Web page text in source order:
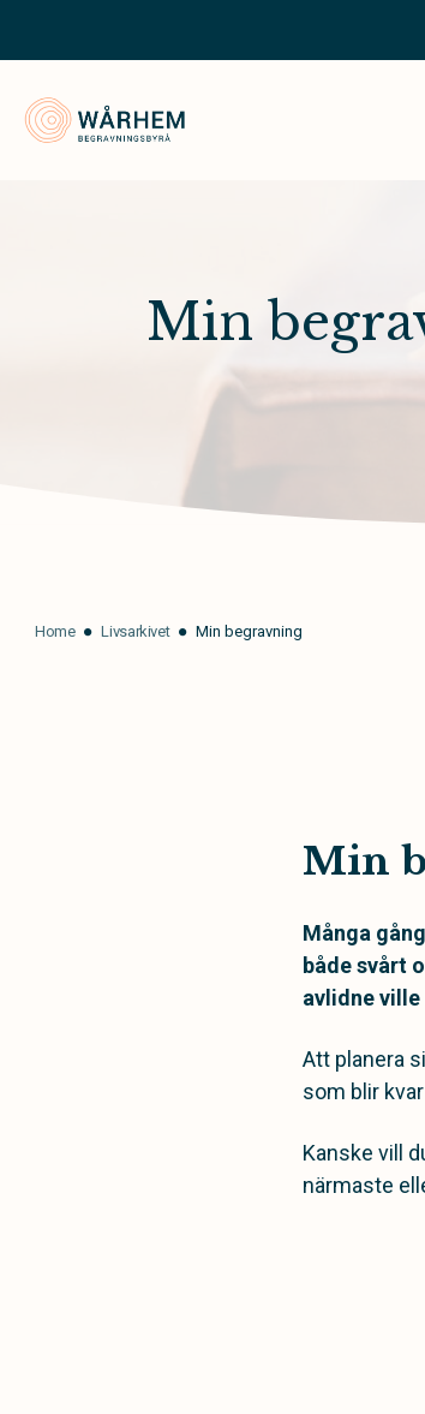
Min
Home Livsarkivet Min begravning
Min
Många
både svårt
avlidne ville
Att planera
som blir
Kanske vill
närmaste